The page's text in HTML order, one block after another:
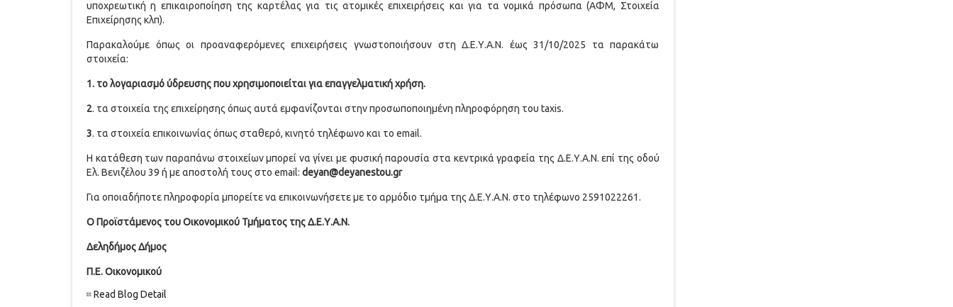
υποχρεωτική η επικαιροποίηση της καρτέλας για τις ατομικές επιχειρήσεις και για τα νομικά πρόσωπα (ΑΦΜ, Στοιχεία
Επιχείρησης κλπ).
Παρακαλούμε όπως οι προαναφερόμενες επιχειρήσεις γνωστοποιήσουν στη Δ.Ε.Υ.Α.Ν. έως 31/10/2025 τα παρακάτω
στοιχεία:
1. το λογαριασμό ύδρευσης που χρησιμοποιείται για επαγγελματική χρήση.
2. τα στοιχεία της επιχείρησης όπως αυτά εμφανίζονται στην προσωποποιημένη πληροφόρηση του taxis.
3. τα στοιχεία επικοινωνίας όπως σταθερό, κινητό τηλέφωνο και το email.
H κατάθεση των παραπάνω στοιχείων μπορεί να γίνει με φυσική παρουσία στα κεντρικά γραφεία της Δ.Ε.Υ.Α.Ν. επί της οδού
Ελ. Βενιζέλου 39 ή με αποστολή τους στο email: deyan@deyanestou.gr
Για οποιαδήποτε πληροφορία μπορείτε να επικοινωνήσετε με το αρμόδιο τμήμα της Δ.Ε.Υ.Α.Ν. στο τηλέφωνο 2591022261.
Ο Προϊστάμενος του Οικονομικού Τμήματος της Δ.Ε.Υ.Α.Ν.
Δεληδήμος Δήμος
Π.Ε. Οικονομικού
Read Blog Detail